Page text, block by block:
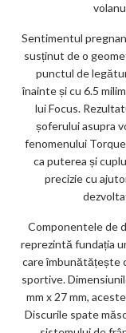
Sentimentul
susținut de o
punctul de
înainte și cu 6.5
lui Focus.
șoferului asupra
fenomenului
ca puterea și
precizie cu
Componentele de
reprezintă fundația
care îmbunătățește
sportive.
mm x 27 mm,
Discurile spate